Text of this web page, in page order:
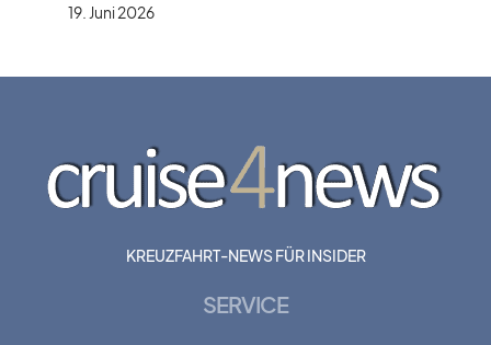
19. Juni 2026
KREUZFAHRT-NEWS FÜR INSIDER
SERVICE